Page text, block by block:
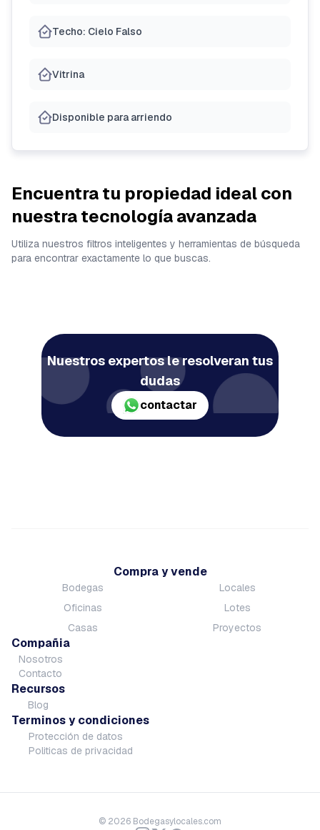
Techo: Cielo Falso
Vitrina
Disponible para arriendo
Encuentra tu propiedad ideal con
nuestra tecnología avanzada
Utiliza nuestros filtros inteligentes y herramientas de búsqueda
para encontrar exactamente lo que buscas.
Nuestros expertos le resolveran tus
dudas
contactar
Compra y vende
Bodegas
Locales
Oficinas
Lotes
Casas
Proyectos
Compañia
Nosotros
Contacto
Recursos
Blog
Terminos y condiciones
Protección de datos
Politicas de privacidad
© 2026 Bodegasylocales.com